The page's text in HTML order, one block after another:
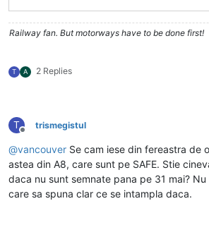
Railway fan. But motorways have to be done first!
T A 2 Replies
T
Deconectat
trismegistul
@vancouver Se cam iese din fereastra de
astea din A8, care sunt pe SAFE. Stie
daca nu sunt semnate pana pe 31 mai?
care sa spuna clar ce se intampla daca.